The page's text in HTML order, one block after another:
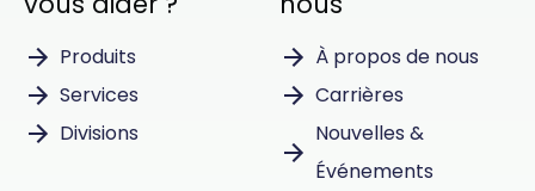
Produits
Services
Divisions
À propos de nous
Carrières
Nouvelles &
Événements